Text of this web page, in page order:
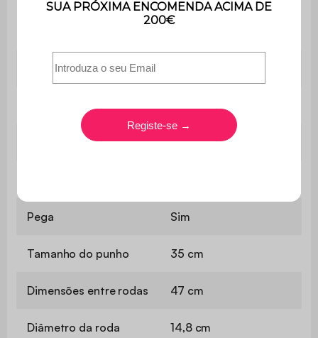
60 kg (30 kg em baixo
Número de volumes
Tempo de instalação 30min / 2 pessoas
Ao ar livre
Pega Sim
Tamanho do punho 35 cm
Dimensões entre rodas 47 cm
Diâmetro da roda 14,8 cm